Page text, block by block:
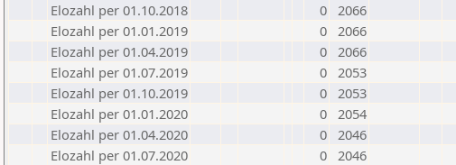
Elozahl per 01.10.2018
0 2066
Elozahl per 01.01.2019
0 2066
Elozahl per 01.04.2019
0 2066
Elozahl per 01.07.2019
0 2053
Elozahl per 01.10.2019
0 2053
Elozahl per 01.01.2020
0 2054
Elozahl per 01.04.2020
0 2046
Elozahl per 01.07.2020
0 2046